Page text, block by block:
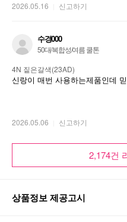
2026.05.16 신고하기
수경000
50대/복합성/여름 쿨톤
4N 짙은갈색(23AD)
신랑이 매번 사용하는제품인데
2026.05.06 신고하기
2,174건
상품정보 제공고시